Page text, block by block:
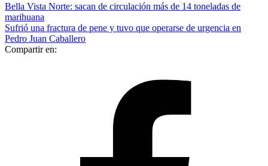
Bella Vista Norte: sacan de circulación más de 14 toneladas de
marihuana
Sufrió una fractura de pene y tuvo que operarse de urgencia en
Pedro Juan Caballero
Compartir en: